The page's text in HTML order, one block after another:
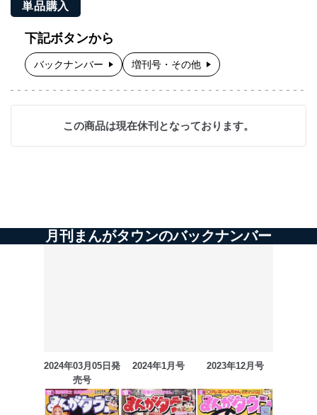
単品購入
下記ボタンから
バックナンバー 増刊号・その他
この商品は現在休刊となっております。
月刊まんがタウンのバックナンバー
2024年03月05日発
売号
2024年1月号 2023年12月号